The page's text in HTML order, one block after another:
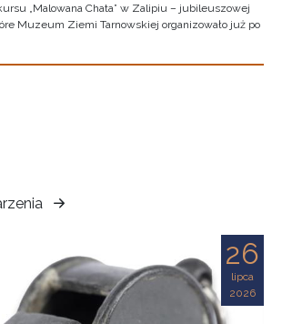
„Malowana Chata” w Zalipiu – jubileuszowej
Muzeum Ziemi Tarnowskiej organizowało już po
26
lipca
2026